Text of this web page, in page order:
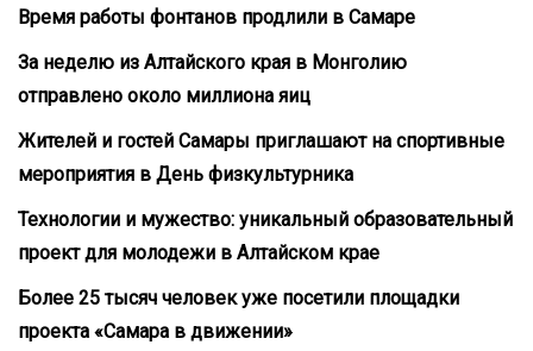
Время работы фонтанов продлили в Самаре
За неделю из Алтайского края в Монголию
отправлено около миллиона яиц
Жителей и гостей Самары приглашают на спортивные
мероприятия в День физкультурника
Технологии и мужество: уникальный образовательный
проект для молодежи в Алтайском крае
Более 25 тысяч человек уже посетили площадки
проекта «Самара в движении»